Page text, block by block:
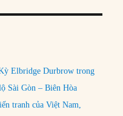
Elbridge Durbrow trong
Sài Gòn – Biên Hòa
tranh của Việt Nam,